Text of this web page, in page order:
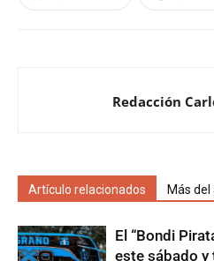
Redacción
Artículo relacionados Más
El “Bondi
este sábado y